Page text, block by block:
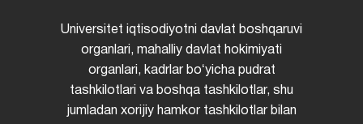
Universitet iqtisodiyotni davlat boshqaruvi
organlari, mahalliy davlat hokimiyati
organlari, kadrlar boʻyicha pudrat
tashkilotlari va boshqa tashkilotlar, shu
jumladan xorijiy hamkor tashkilotlar bilan